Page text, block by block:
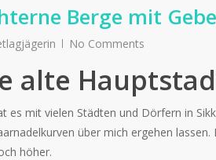
Berge mit
No Comments
alte
es mit vielen Städten und Dörfern in
über mich ergehen
höher.